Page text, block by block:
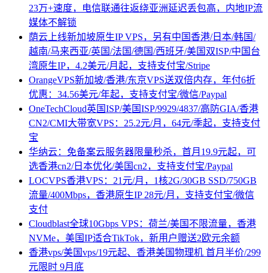
23万+速度，电信联通往返绕亚洲延迟丢包高，内地IP流
媒体不解锁
荫云上线新加坡原生IP VPS，另有中国香港/日本/韩国/
越南/马来西亚/英国/法国/德国/西班牙/美国双ISP/中国台
湾原生IP，4.2美元/月起，支持支付宝/Stripe
OrangeVPS新加坡/香港/东京VPS送双倍内存，年付6折
优惠：34.56美元/年起，支持支付宝/微信/Paypal
OneTechCloud英国ISP/美国ISP/9929/4837/高防GIA/香港
CN2/CMI大带宽VPS：25.2元/月，64元/季起，支持支付
宝
华纳云：免备案云服务器限量秒杀，首月19.9元起，可
选香港cn2/日本优化/美国cn2，支持支付宝/Paypal
LOCVPS香港VPS：21元/月，1核2G/30GB SSD/750GB
流量/400Mbps，香港原生IP 28元/月，支持支付宝/微信
支付
Cloudblast全球10Gbps VPS：荷兰/美国不限流量，香港
NVMe，美国IP适合TikTok，新用户赠送2欧元余额
香港vps/美国vps/19元起、香港美国物理机 首月半价/299
元限时 9月底